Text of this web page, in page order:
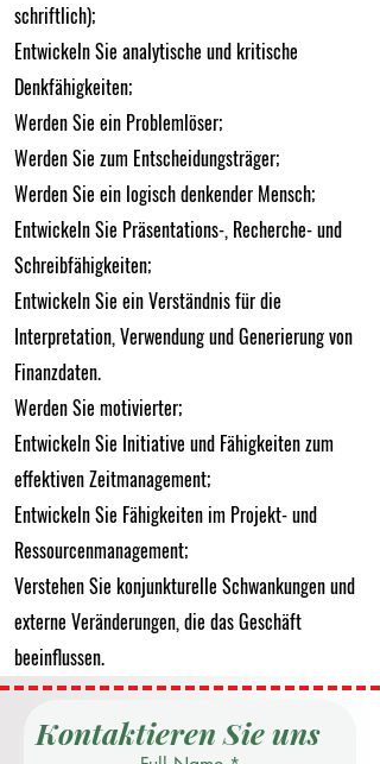
schriftlich);
Entwickeln Sie analytische und kritische
Denkfähigkeiten;
Werden Sie ein Problemlöser;
Werden Sie zum Entscheidungsträger;
Werden Sie ein logisch denkender Mensch;
Entwickeln Sie Präsentations-, Recherche- und
Schreibfähigkeiten;
Entwickeln Sie ein Verständnis für die
Interpretation, Verwendung und Generierung von
Finanzdaten.
Werden Sie motivierter;
Entwickeln Sie Initiative und Fähigkeiten zum
effektiven Zeitmanagement;
Entwickeln Sie Fähigkeiten im Projekt- und
Ressourcenmanagement;
Verstehen Sie konjunkturelle Schwankungen und
externe Veränderungen, die das Geschäft
beeinflussen.
Kontaktieren Sie uns